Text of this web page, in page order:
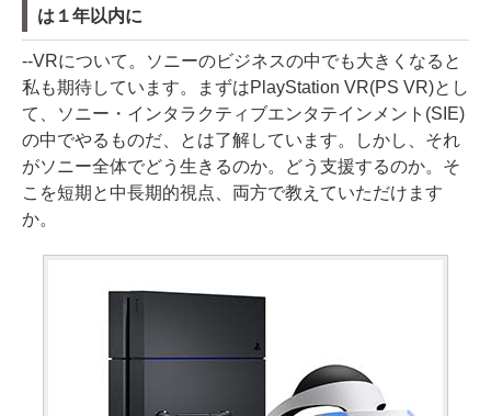
は１年以内に
--VRについて。ソニーのビジネスの中でも大きくなると
私も期待しています。まずはPlayStation VR(PS VR)とし
て、ソニー・インタラクティブエンタテインメント(SIE)
の中でやるものだ、とは了解しています。しかし、それ
がソニー全体でどう生きるのか。どう支援するのか。そ
こを短期と中長期的視点、両方で教えていただけます
か。